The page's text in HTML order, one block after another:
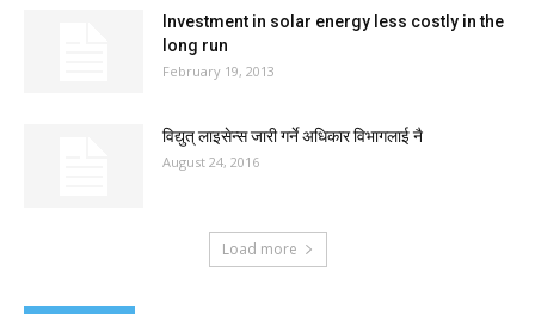
Investment in solar energy less costly in the
long run
February 19, 2013
विद्युत् लाइसेन्स जारी गर्ने अधिकार विभागलाई नै
August 24, 2016
Load more